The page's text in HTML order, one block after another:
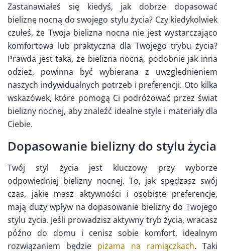
Zastanawiałeś się kiedyś, jak dobrze dopasować
bieliznę nocną do swojego stylu życia? Czy kiedykolwiek
czułeś, że Twoja bielizna nocna nie jest wystarczająco
komfortowa lub praktyczna dla Twojego trybu życia?
Prawda jest taka, że bielizna nocna, podobnie jak inna
odzież, powinna być wybierana z uwzględnieniem
naszych indywidualnych potrzeb i preferencji. Oto kilka
wskazówek, które pomogą Ci podróżować przez świat
bielizny nocnej, aby znaleźć idealne style i materiały dla
Ciebie.
Dopasowanie bielizny do stylu życia
Twój styl życia jest kluczowy przy wyborze
odpowiedniej bielizny nocnej. To, jak spędzasz swój
czas, jakie masz aktywności i osobiste preferencje,
mają duży wpływ na dopasowanie bielizny do Twojego
stylu życia. Jeśli prowadzisz aktywny tryb życia, wracasz
późno do domu i cenisz sobie komfort, idealnym
rozwiązaniem będzie piżama na ramiączkach. Taki